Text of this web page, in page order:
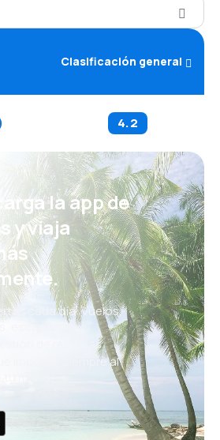
Clasificación general
4.2
la app de
y viaja
cada día: vuelos,
escapadas
de reservas
importa, siempre al